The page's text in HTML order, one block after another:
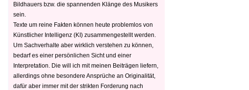
Bildhauers bzw. die spannenden Klänge des Musikers
sein.
Texte um reine Fakten können heute problemlos von
Künstlicher Intelligenz (KI) zusammengestellt werden.
Um Sachverhalte aber wirklich verstehen zu können,
bedarf es einer persönlichen Sicht und einer
Interpretation. Die will ich mit meinen Beiträgen liefern,
allerdings ohne besondere Ansprüche an Originalität,
dafür aber immer mit der strikten Forderung nach